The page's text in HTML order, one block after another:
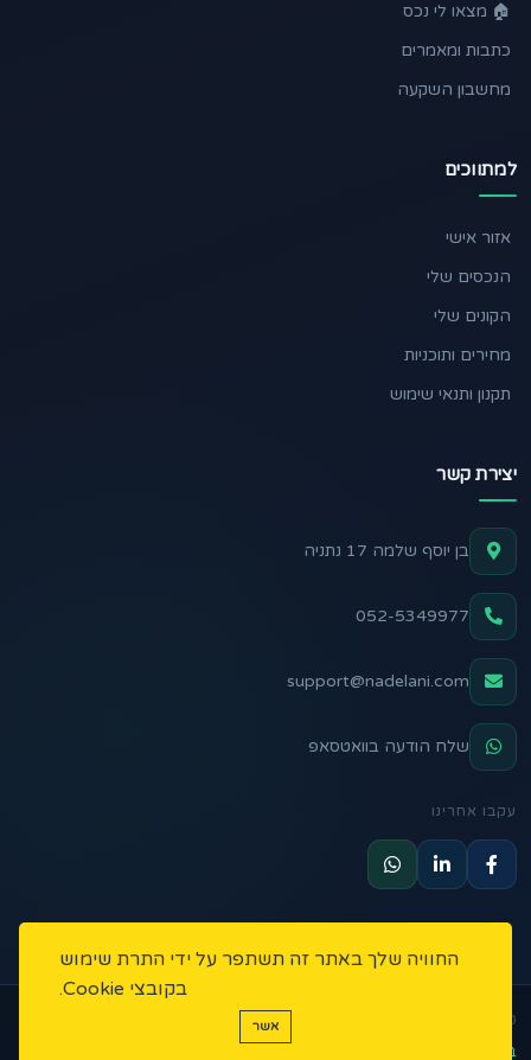
🏠 מצאו לי נכס
כתבות ומאמרים
מחשבון השקעה
למתווכים
אזור אישי
הנכסים שלי
הקונים שלי
מחירים ותוכניות
תקנון ותנאי שימוש
יצירת קשר
בן יוסף שלמה 17 נתניה
052-5349977
support@nadelani.com
שלח הודעה בוואטסאפ
עקבו אחרינו
כל הזכויות שמורות ליניב מלכה יזמות ונדל"ן משנת 2022
בנוי ב
החוויה שלך באתר זה תשתפר על ידי התרת שימוש
בקובצי Cookie.
אשר